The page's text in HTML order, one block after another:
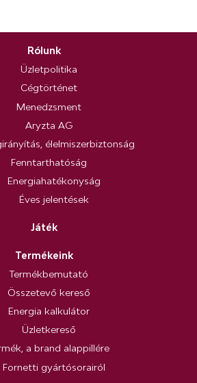
Rólunk
Üzletpolitika
Cégtörténet
Menedzsment
Aryzta AG
élelmiszerbiztonság
Fenntarthatóság
Energiahatékonyság
Éves jelentések
Játék
Termékeink
Termékbemutató
Összetevő kereső
Energia kalkulátor
Üzletkereső
a brand alappillére
Fornetti gyártósorairól